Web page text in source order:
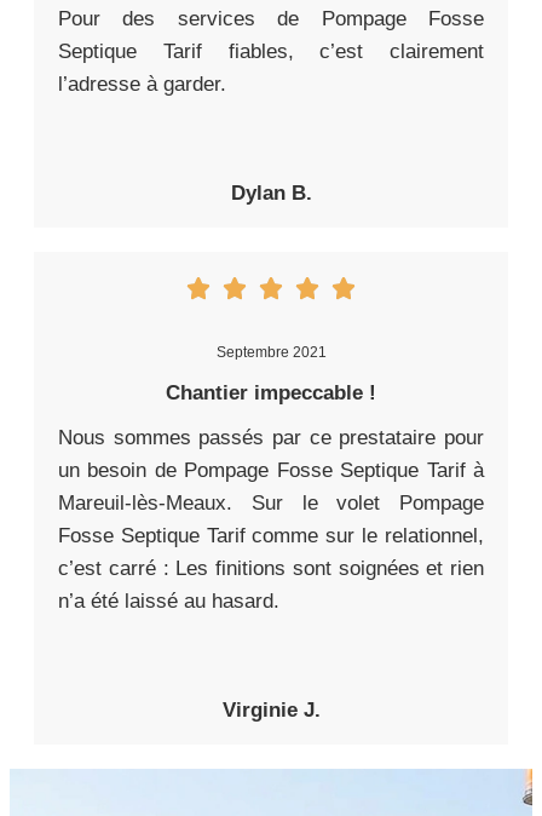
Pour des services de Pompage Fosse
Septique Tarif fiables, c’est clairement
l’adresse à garder.
Dylan B.
Septembre 2021
Chantier impeccable !
Nous sommes passés par ce prestataire pour
un besoin de Pompage Fosse Septique Tarif à
Mareuil-lès-Meaux. Sur le volet Pompage
Fosse Septique Tarif comme sur le relationnel,
c’est carré : Les finitions sont soignées et rien
n’a été laissé au hasard.
Virginie J.